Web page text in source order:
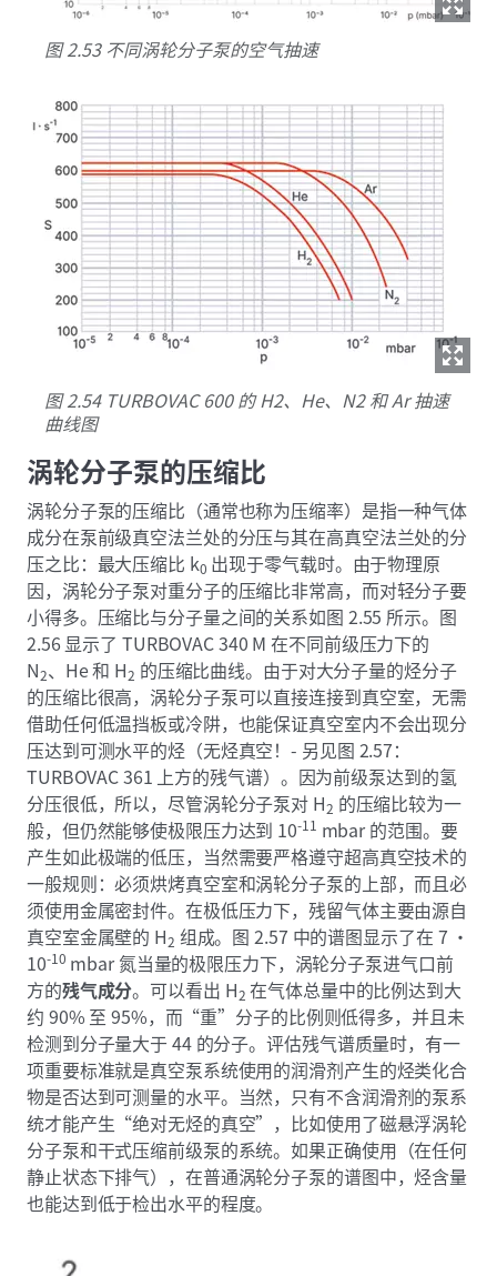
图 2.53 不同涡轮分子泵的空气抽速
图 2.54 TURBOVAC 600 的 H2、He、N2 和 Ar 抽速
曲线图
涡轮分子泵的压缩比
涡轮分子泵的压缩比（通常也称为压缩率）是指一种气体
成分在泵前级真空法兰处的分压与其在高真空法兰处的分
压之比：最大压缩比 k0 出现于零气载时。由于物理原
因，涡轮分子泵对重分子的压缩比非常高，而对轻分子要
小得多。压缩比与分子量之间的关系如图 2.55 所示。图
2.56 显示了 TURBOVAC 340 M 在不同前级压力下的
N2、He 和 H2 的压缩比曲线。由于对大分子量的烃分子
的压缩比很高，涡轮分子泵可以直接连接到真空室，无需
借助任何低温挡板或冷阱，也能保证真空室内不会出现分
压达到可测水平的烃（无烃真空！- 另见图 2.57：
TURBOVAC 361 上方的残气谱）。因为前级泵达到的氢
分压很低，所以，尽管涡轮分子泵对 H2 的压缩比较为一
般，但仍然能够使极限压力达到 10-11 mbar 的范围。要
产生如此极端的低压，当然需要严格遵守超高真空技术的
一般规则：必须烘烤真空室和涡轮分子泵的上部，而且必
须使用金属密封件。在极低压力下，残留气体主要由源自
真空室金属壁的 H2 组成。图 2.57 中的谱图显示了在 7 ·
10-10 mbar 氮当量的极限压力下，涡轮分子泵进气口前
方的残气成分。可以看出 H2 在气体总量中的比例达到大
约 90% 至 95%，而“重”分子的比例则低得多，并且未
检测到分子量大于 44 的分子。评估残气谱质量时，有一
项重要标准就是真空泵系统使用的润滑剂产生的烃类化合
物是否达到可测量的水平。当然，只有不含润滑剂的泵系
统才能产生“绝对无烃的真空”，比如使用了磁悬浮涡轮
分子泵和干式压缩前级泵的系统。如果正确使用（在任何
静止状态下排气），在普通涡轮分子泵的谱图中，烃含量
也能达到低于检出水平的程度。